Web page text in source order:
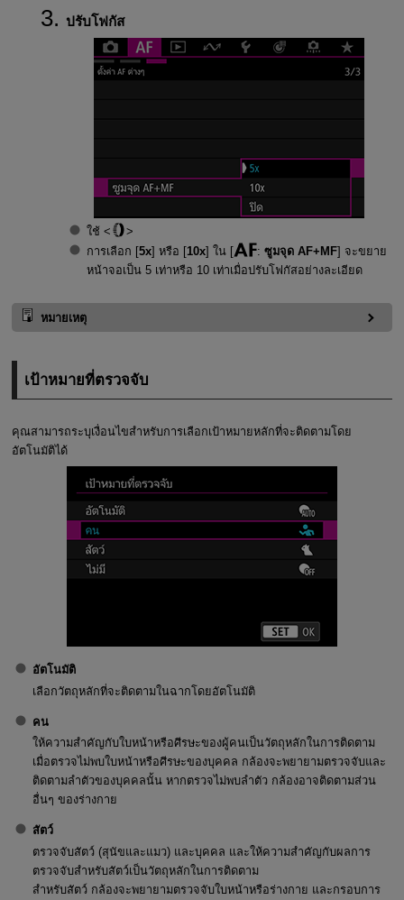
ปรับโฟกัส
ใช้
การเลือก [5x] หรือ [10x] ใน [ : ซูมจุด AF+MF] จะขยาย
หน้าจอเป็น 5 เท่าหรือ 10 เท่าเมื่อปรับโฟกัสอย่างละเอียด
หมายเหตุ
เป้าหมายที่ตรวจจับ
คุณสามารถระบุเงื่อนไขสำหรับการเลือกเป้าหมายหลักที่จะติดตามโดย
อัตโนมัติได้
อัตโนมัติ
เลือกวัตถุหลักที่จะติดตามในฉากโดยอัตโนมัติ
คน
ให้ความสำคัญกับใบหน้าหรือศีรษะของผู้คนเป็นวัตถุหลักในการติดตาม
เมื่อตรวจไม่พบใบหน้าหรือศีรษะของบุคคล กล้องจะพยายามตรวจจับและ
ติดตามลำตัวของบุคคลนั้น หากตรวจไม่พบลำตัว กล้องอาจติดตามส่วน
อื่นๆ ของร่างกาย
สัตว์
ตรวจจับสัตว์ (สุนัขและแมว) และบุคคล และให้ความสำคัญกับผลการ
ตรวจจับสำหรับสัตว์เป็นวัตถุหลักในการติดตาม
สำหรับสัตว์ กล้องจะพยายามตรวจจับใบหน้าหรือร่างกาย และกรอบการ